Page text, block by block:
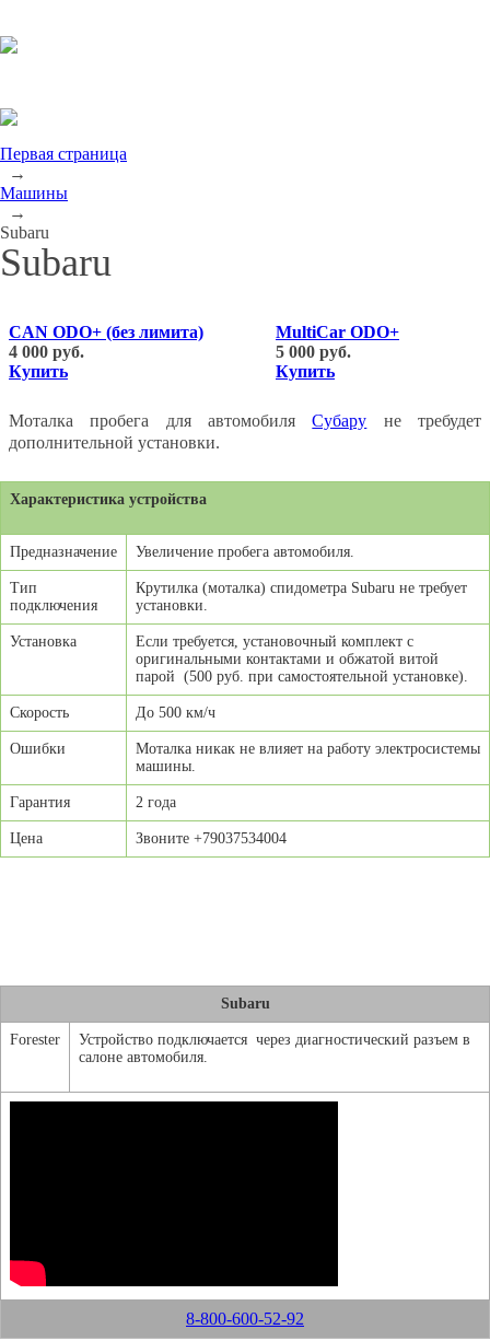
Первая страница
→
Машины
→
Subaru
Subaru
CAN ODO+ (без лимита)
4 000 руб.
Купить
MultiCar ODO+
5 000 руб.
Купить
Моталка пробега для автомобиляСубару не требудет
дополнительной установки.
Характеристика устройства
Предназначение Увеличение пробега автомобиля.
Тип
подключения
Крутилка (моталка) спидометра Subaru не требует
установки.
Установка
Если требуется, установочный комплект с
оригинальными контактами и обжатой витой
парой (500 руб. при самостоятельной установке).
Скорость До 500 км/ч
Ошибки
Моталка никак не влияет на работу электросистемы
машины.
Гарантия 2 года
Цена Звоните +79037534004
Subaru
Forester
Устройство подключается через диагностический разъем в
салоне автомобиля.
8-800-600-52-92